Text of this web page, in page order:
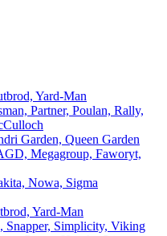
Yard-Man
Partner, Poulan, Rally,
Garden, Queen Garden
Megagroup, Faworyt,
Nowa, Sigma
Yard-Man
Snapper, Simplicity, Viking